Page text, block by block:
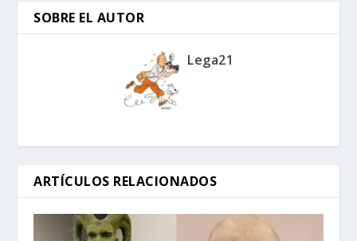
SOBRE EL AUTOR
Lega21
ARTÍCULOS RELACIONADOS